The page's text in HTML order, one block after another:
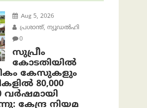
Aug 5, 2026
പ്രശാന്ത്, ന്യൂഡല്‍ഹി
0
സുപ്രീം
കോടതിയിൽ
കേസുകളും
80,000
കേന്ദ്ര നിയമ